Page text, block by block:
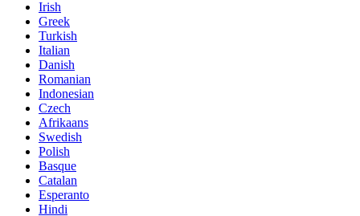
Irish
Greek
Turkish
Italian
Danish
Romanian
Indonesian
Czech
Afrikaans
Swedish
Polish
Basque
Catalan
Esperanto
Hindi